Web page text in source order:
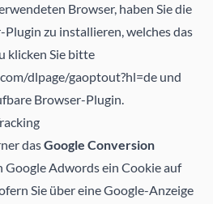
Browser, haben Sie die
zu installieren, welches das
klicken Sie bitte
dlpage/gaoptout?hl=de und
Browser-Plugin.
dasGoogle Conversion
Google Adwords ein Cookie auf
Sie über eine Google-Anzeige